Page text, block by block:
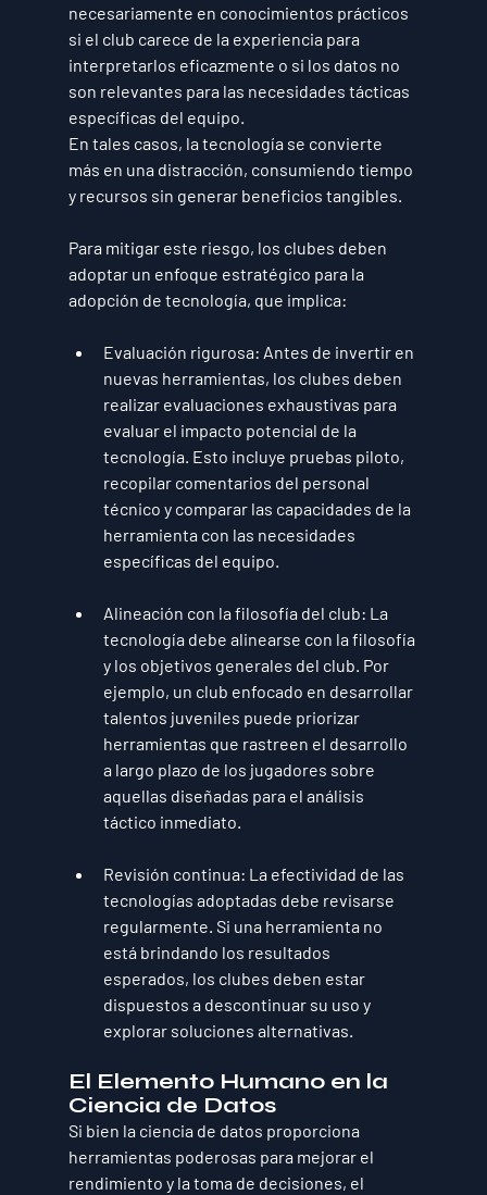
necesariamente en conocimientos prácticos
si el club carece de la experiencia para
interpretarlos eficazmente o si los datos no
son relevantes para las necesidades tácticas
específicas del equipo.
En tales casos, la tecnología se convierte
más en una distracción, consumiendo tiempo
y recursos sin generar beneficios tangibles.
Para mitigar este riesgo, los clubes deben
adoptar un enfoque estratégico para la
adopción de tecnología, que implica:
Evaluación rigurosa: Antes de invertir en
nuevas herramientas, los clubes deben
realizar evaluaciones exhaustivas para
evaluar el impacto potencial de la
tecnología. Esto incluye pruebas piloto,
recopilar comentarios del personal
técnico y comparar las capacidades de la
herramienta con las necesidades
específicas del equipo.
Alineación con la filosofía del club: La
tecnología debe alinearse con la filosofía
y los objetivos generales del club. Por
ejemplo, un club enfocado en desarrollar
talentos juveniles puede priorizar
herramientas que rastreen el desarrollo
a largo plazo de los jugadores sobre
aquellas diseñadas para el análisis
táctico inmediato.
Revisión continua: La efectividad de las
tecnologías adoptadas debe revisarse
regularmente. Si una herramienta no
está brindando los resultados
esperados, los clubes deben estar
dispuestos a descontinuar su uso y
explorar soluciones alternativas.
El Elemento Humano en la
Ciencia de Datos
Si bien la ciencia de datos proporciona
herramientas poderosas para mejorar el
rendimiento y la toma de decisiones, el